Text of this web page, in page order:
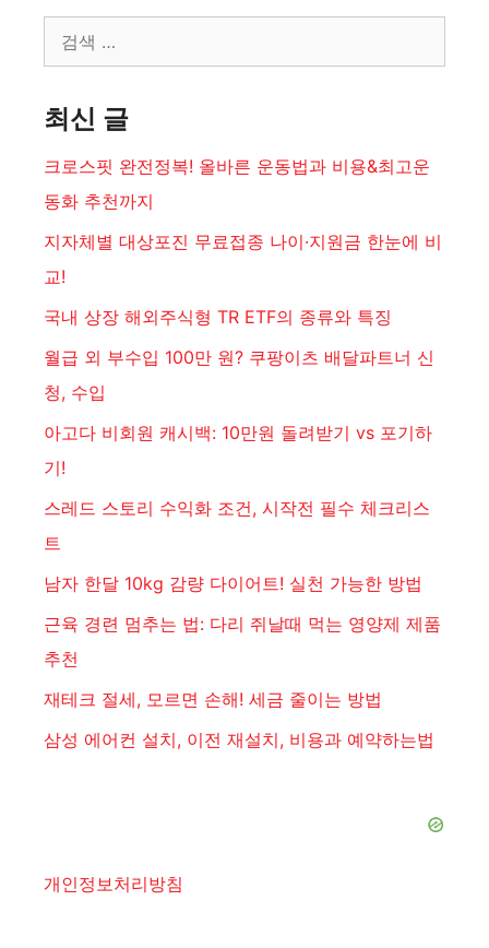
색:
최신 글
크로스핏 완전정복! 올바른 운동법과 비용&최고운
동화 추천까지
지자체별 대상포진 무료접종 나이·지원금 한눈에 비
교!
국내 상장 해외주식형 TR ETF의 종류와 특징
월급 외 부수입 100만 원? 쿠팡이츠 배달파트너 신
청, 수입
아고다 비회원 캐시백: 10만원 돌려받기 vs 포기하
기!
스레드 스토리 수익화 조건, 시작전 필수 체크리스
트
남자 한달 10kg 감량 다이어트! 실천 가능한 방법
근육 경련 멈추는 법: 다리 쥐날때 먹는 영양제 제품
추천
재테크 절세, 모르면 손해! 세금 줄이는 방법
삼성 에어컨 설치, 이전 재설치, 비용과 예약하는법
개인정보처리방침